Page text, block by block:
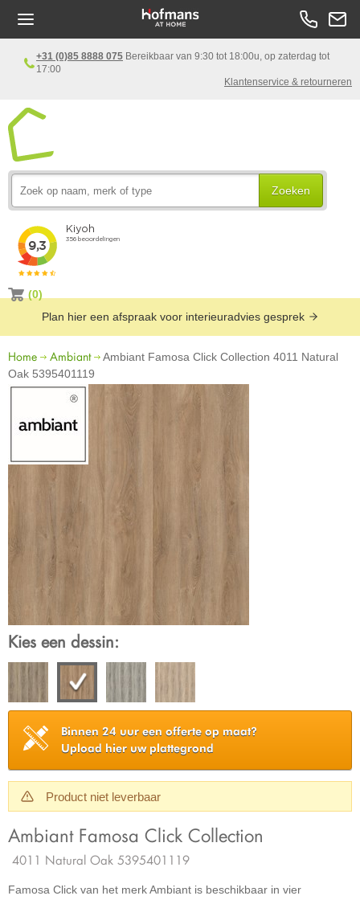
+31 (0)85 8888 075 Bereikbaar van 9:30 tot 18:00u, op zaterdag tot
17:00
Klantenservice & retourneren
Zoeken
(0)
Plan hier een afspraak voor interieuradvies gesprek
Home Ambiant
Ambiant Famosa Click Collection 4011 Natural
Oak 5395401119
Kies een dessin:
Binnen 24 uur een offerte op maat?
Upload hier uw plattegrond
Product niet leverbaar
Ambiant Famosa Click Collection
4011 Natural Oak 5395401119
Famosa Click van het merk Ambiant is beschikbaar in vier